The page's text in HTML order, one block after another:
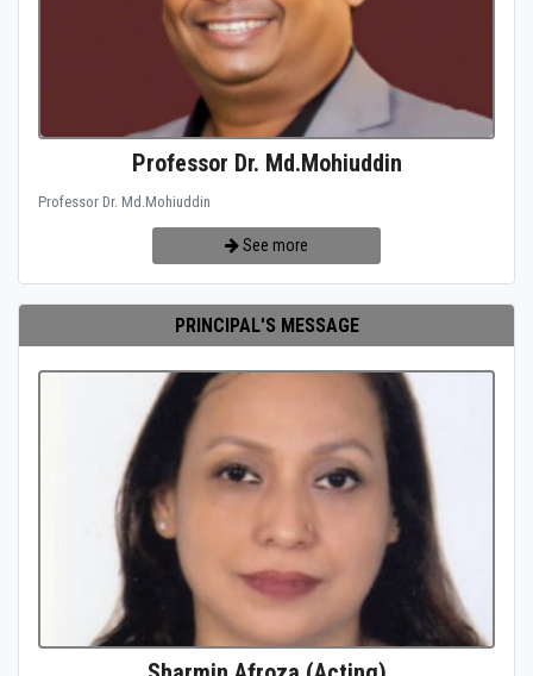
Professor Dr. Md.Mohiuddin
Professor Dr. Md.Mohiuddin
See more
PRINCIPAL'S MESSAGE